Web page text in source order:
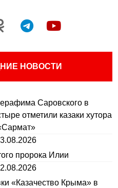
НОВОСТИ
Саровского в
отметили казаки хутора
пророка Илии
«Казачество Крыма» в